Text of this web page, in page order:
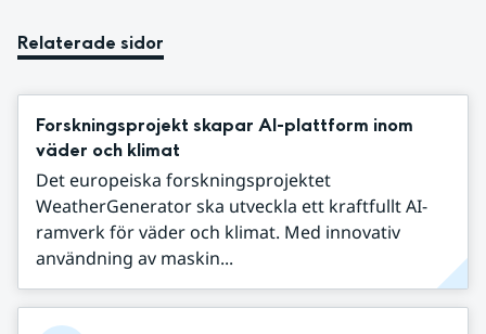
Relaterade sidor
Forskningsprojekt skapar AI-plattform inom
väder och klimat
Det europeiska forskningsprojektet
WeatherGenerator ska utveckla ett kraftfullt AI-
ramverk för väder och klimat. Med innovativ
användning av maskin...